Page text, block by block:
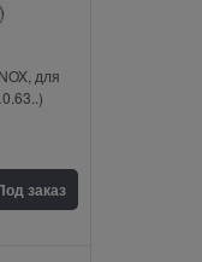
для
заказ